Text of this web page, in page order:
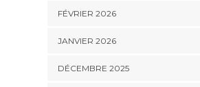
FÉVRIER 2026
JANVIER 2026
DÉCEMBRE 2025